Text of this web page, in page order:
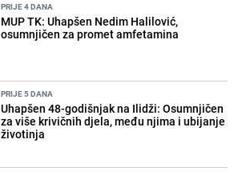
PRIJE 4 DANA
MUP TK: Uhapšen Nedim Halilović,
osumnjičen za promet amfetamina
PRIJE 5 DANA
Uhapšen 48-godišnjak na Ilidži: Osumnjičen
za više krivičnih djela, među njima i ubijanje
životinja